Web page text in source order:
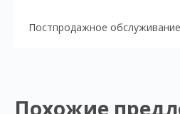
Постпродажное обслуживание
Похожие